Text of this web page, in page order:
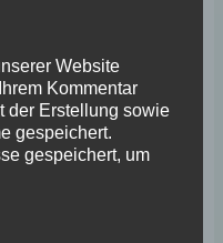
ist eine
mit der das
pro Stunde: 3€.
ein erneutes
Website
Kommentar
der Erstellung sowie
gespeichert.
gespeichert, um